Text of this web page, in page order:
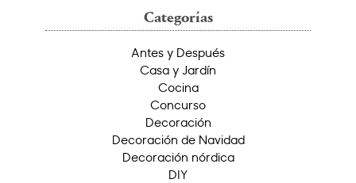
Categorías
Antes y Después
Casa y Jardín
Cocina
Concurso
Decoración
Decoración de Navidad
Decoración nórdica
DIY